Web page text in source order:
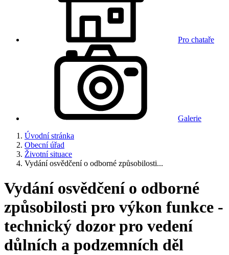
Pro chataře
Galerie
Úvodní stránka
Obecní úřad
Životní situace
Vydání osvědčení o odborné způsobilosti...
Vydání osvědčení o odborné
způsobilosti pro výkon funkce -
technický dozor pro vedení
důlních a podzemních děl